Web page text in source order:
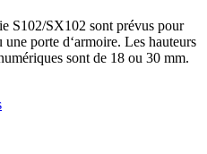
S102/SX102 sont prévus pour
porte d‘armoire. Les hauteurs
sont de 18 ou 30 mm.